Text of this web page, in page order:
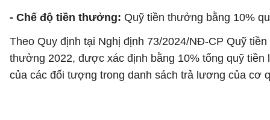
- Chế độ tiền thưởng: Quỹ tiền thưởng bằng 10%
Theo Quy định tại Nghị định 73/2024/NĐ-CP Quỹ
thưởng 2022, được xác định bằng 10% tổng quỹ
của các đối tượng trong danh sách trả lương của cơ